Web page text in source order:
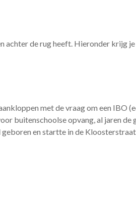
achter de rug heeft. Hieronder krijg
met de vraag om een IBO
buitenschoolse opvang, al jaren de
en startte in de